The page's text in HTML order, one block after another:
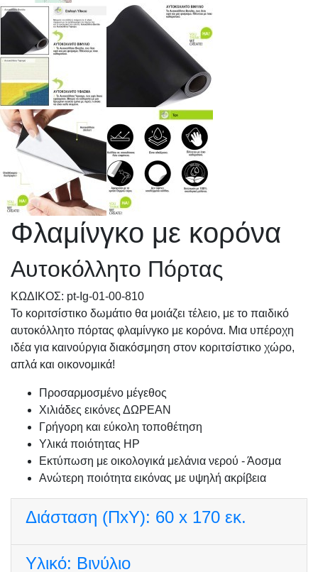
Φλαμίνγκο με κορόνα
Αυτοκόλλητο Πόρτας
KΩΔΙΚΟΣ: pt-Ig-01-00-810
Το κοριτσίστικο δωμάτιο θα μοιάζει τέλειο, με το παιδικό
αυτοκόλλητο πόρτας φλαμίνγκο με κορόνα. Μια υπέροχη
ιδέα για καινούργια διακόσμηση στον κοριτσίστικο χώρο,
απλά και οικονομικά!
Προσαρμοσμένo μέγεθος
Χιλιάδες εικόνες ΔΩΡΕΑΝ
Γρήγορη και εύκολη τοποθέτηση
Υλικά ποιότητας HP
Εκτύπωση με οικολογικά μελάνια νερού - Άοσμα
Ανώτερη ποιότητα εικόνας με υψηλή ακρίβεια
Διάσταση (ΠxΥ): 60 x 170 εκ.
Υλικό: Βινύλιο